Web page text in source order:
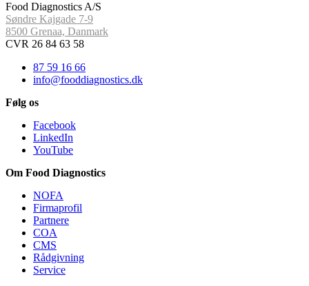
Food Diagnostics A/S
Søndre Kajgade 7-9
8500 Grenaa, Danmark
CVR 26 84 63 58
87 59 16 66
info@fooddiagnostics.dk
Følg os
Facebook
LinkedIn
YouTube
Om Food Diagnostics
NOFA
Firmaprofil
Partnere
COA
CMS
Rådgivning
Service